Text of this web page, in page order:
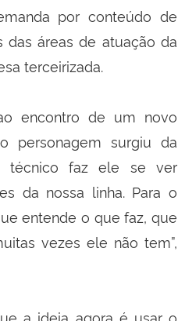
por conteúdo de
das áreas de atuação da
terceirizada.
encontro de um novo
personagem surgiu da
técnico faz ele se ver
da nossa linha. Para o
entende o que faz, que
vezes ele não tem”,
a ideia agora é usar o